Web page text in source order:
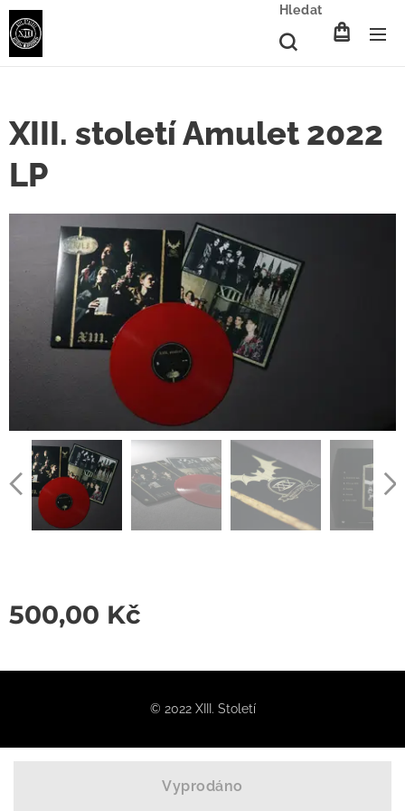
Hledat
XIII. století Amulet 2022
LP
500,00 Kč
Vyprodáno
© 2022 XIII. Století